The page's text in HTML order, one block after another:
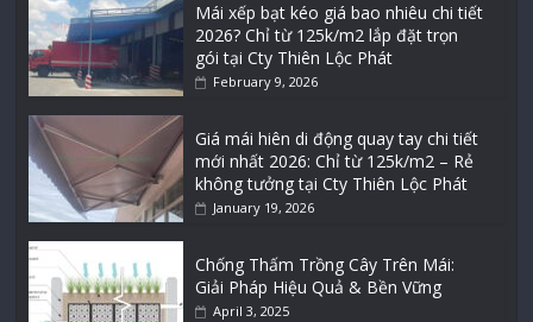
Mái xếp bạt kéo giá bao nhiêu chi tiết
2026? Chỉ từ 125k/m2 lắp đặt trọn
gói tại Cty Thiên Lộc Phát
February 9, 2026
Giá mái hiên di động quay tay chi tiết
mới nhất 2026: Chỉ từ 125k/m2 – Rẻ
không tưởng tại Cty Thiên Lộc Phát
January 19, 2026
Chống Thấm Trồng Cây Trên Mái:
Giải Pháp Hiệu Quả & Bền Vững
April 3, 2025